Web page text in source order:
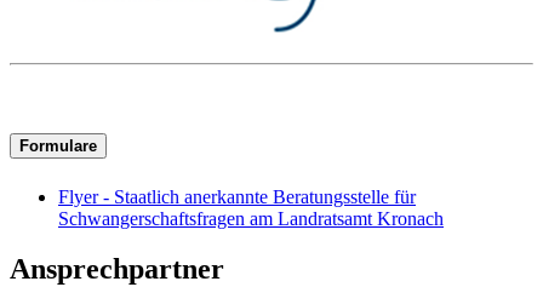
Formulare
Flyer - Staatlich anerkannte Beratungsstelle für
Schwangerschaftsfragen am Landratsamt Kronach
Ansprechpartner